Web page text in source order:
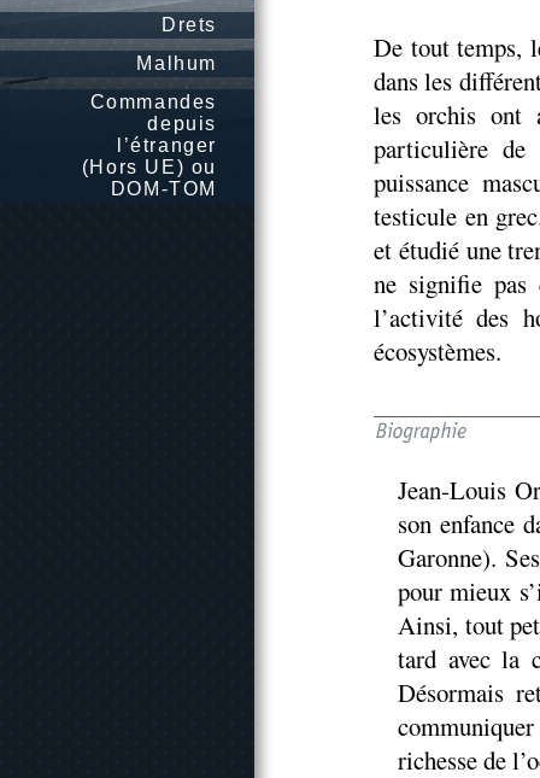
Drets
Malhum
Commandes
depuis
l’étranger
(Hors UE) ou
DOM-TOM
De tout temps,
dans les
les orchis ont
particulière
puissance
testicule en
et étudié une
ne signifie pas
l’activité des
écosystèmes.
Jean-Louis
son enfance
Garonne).
pour mieux
Ainsi, tout
tard avec la
Désormais
richesse de